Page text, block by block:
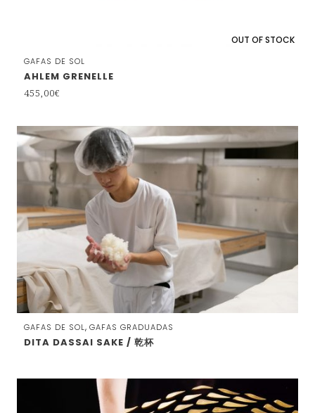
OUT OF STOCK
GAFAS DE SOL
AHLEM GRENELLE
455,00€
GAFAS DE SOL, GAFAS GRADUADAS
DITA DASSAI SAKE / 乾杯